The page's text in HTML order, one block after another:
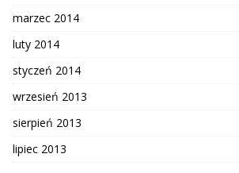
marzec 2014
luty 2014
styczeń 2014
wrzesień 2013
sierpień 2013
lipiec 2013